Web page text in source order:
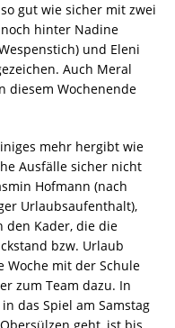
gut wie sicher mit zwei
hinter Nadine
und Eleni
Auch Meral
diesem Wochenende
mehr hergibt wie
Ausfälle sicher nicht
Hofmann (nach
Urlaubsaufenthalt),
den Kader, die die
bzw. Urlaub
Woche mit der Schule
zum Team dazu. In
das Spiel am Samstag